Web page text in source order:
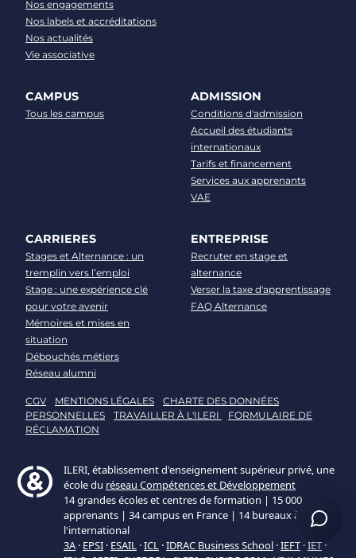
Nos engagements
Nos labels et accréditations
Nos actualités
Vie associative
CAMPUS
Tous les campus
ADMISSION
Conditions d'admission
Accueil des étudiants
internationaux
Tarifs et financement
Services aux apprenants
VAE
CARRIERES
Stages et Alternance : un
tremplin vers l’emploi
Stage : une expérience clé
pour votre avenir
Mémoires et mises en
situation
Débouchés métiers
Réseau alumni
ENTREPRISE
Recruter en stage et
alternance
Verser la taxe d'apprentissage
FAQ Alternance
CGV MENTIONS LÉGALES
CHARTE DES DONNÉES
PERSONNELLES
TRAVAILLER À L'ILERI
FORMULAIRE DE
RÉCLAMATION